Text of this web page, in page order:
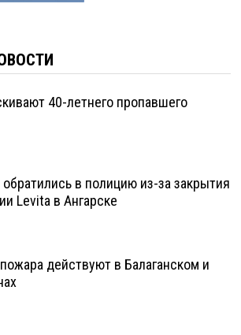
40-летнего пропавшего
в полицию из-за закрытия
Levita в Ангарске
действуют в Балаганском и